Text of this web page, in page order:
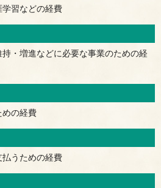
習などの経費
・増進などに必要な事業のための経
めの経費
うための経費